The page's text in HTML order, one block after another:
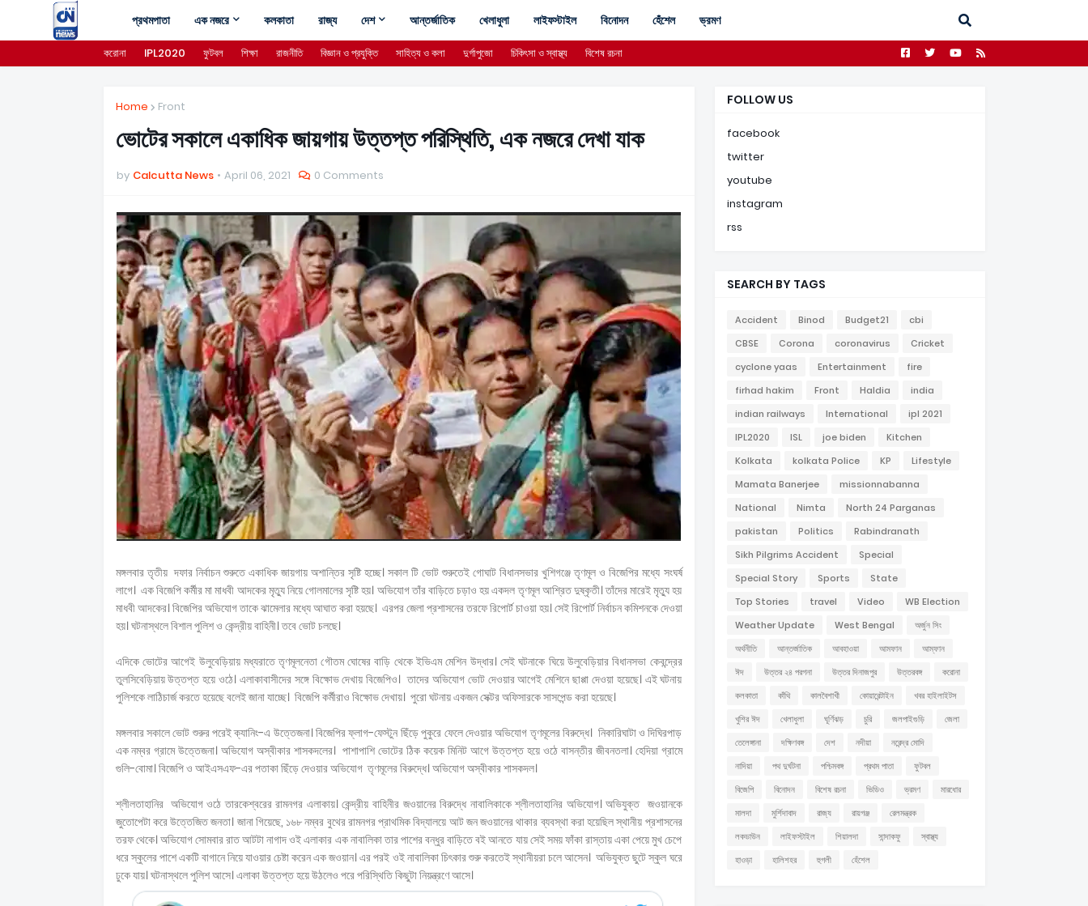
প্রথমপাতা এক নজরে কলকাতা রাজ্য দেশ আন্তর্জাতিক খেলাধুলা লাইফস্টাইল বিনোদন হেঁশেল ভ্রমণ
করোনা IPL2020 ফুটবল শিক্ষা রাজনীতি বিজ্ঞান ও প্রযুক্তি সাহিত্য ও কলা দুর্গাপুজো চিকিৎসা ও স্বাস্থ্য বিশেষ রচনা
Home Front
ভোটের সকালে একাধিক জায়গায় উত্তপ্ত পরিস্থিতি, এক নজরে দেখা যাক
by Calcutta News April 06, 2021 0 Comments
মঙ্গলবার তৃতীয় দফার নির্বাচন শুরুতে একাধিক জায়গায় অশান্তির সৃষ্টি হচ্ছে। সকাল টি ভোট শুরুতেই গোঘাট বিধানসভার খুশিগঞ্জে তৃণমূল ও বিজেপির মধ্যে সংঘর্ষ
লাগে। এক বিজেপি কর্মীর মা মাধবী আদকের মৃত্যু নিয়ে গোলমালের সৃষ্টি হয়। অভিযোগ তাঁর বাড়িতে চড়াও হয় একদল তৃণমূল আশ্রিত দুষ্কৃতী। তাঁদের মারেই মৃত্যু হয়
মাধবী আদকের। বিজেপির অভিযোগ তাকে ঝামেলার মধ্যে আঘাত করা হয়ছে। এরপর জেলা প্রশাসনের তরফে রিপোর্ট চাওয়া হয়। সেই রিপোর্ট নির্বাচন কমিশনকে দেওয়া
হয়। ঘটনাস্থলে বিশাল পুলিশ ও কেন্দ্রীয় বাহিনী। তবে ভোট চলছে।
এদিকে ভোটের আগেই উলুবেড়িয়ায় মধ্যরাতে তৃণমূলনেতা গৌতম ঘোষের বাড়ি থেকে ইভিএম মেশিন উদ্ধার। সেই ঘটনাকে ঘিয়ে উলুবেড়িয়ার বিধানসভা কেবন্দ্রের
তুলসিবেড়িয়ায় উত্তপ্ত হয়ে ওঠে। এলাকাবাসীদের সঙ্গে বিক্ষোভ দেখায় বিজেপিও। তাদের অভিযোগ ভোট দেওয়ার আগেই মেশিনে ছাপ্পা দেওয়া হয়েছে। এই ঘটনায়
পুলিশকে লাঠিচার্জ করতে হয়েছে বলেই জানা যাচ্ছে। বিজেপি কর্মীরাও বিক্ষোভ দেখায়। পুরো ঘটনায় একজন সেক্টর অফিসারকে সাসপেন্ড করা হয়েছে।
মঙ্গলবার সকালে ভোট শুরুর পরেই ক্যানিং-এ উত্তেজনা। বিজেপির ফ্লাগ-ফেস্টুন ছিঁড়ে পুকুরে ফেলে দেওয়ার অভিযোগ তৃণমূলের বিরুদ্ধে। নিকারিঘাটা ও দিঘিরপাড়
এক নম্বর গ্রামে উত্তেজনা। অভিযোগ অস্বীকার শাসকদলের। পাশাপাশি ভোটের ঠিক কয়েক মিনিট আগে উত্তপ্ত হয়ে ওঠে বাসন্তীর জীবনতলা। হেদিয়া গ্রামে
গুলি-বোমা। বিজেপি ও আইএসএফ-এর পতাকা ছিঁড়ে দেওয়ার অভিযোগ তৃণমূলের বিরুদ্ধে। অভিযোগ অস্বীকার শাসকদল।
শ্লীলতাহানির অভিযোগ ওঠে তারকেশ্বরের রামনগর এলাকায়। কেন্দ্রীয় বাহিনীর জওয়ানের বিরুদ্ধে নাবালিকাকে শ্লীলতাহানির অভিযোগ। অভিযুক্ত জওয়ানকে
জুতোপেটা করে উত্তেজিত জনতা। জানা গিয়েছে, ১৬৮ নম্বর বুথের রামনগর প্রাথমিক বিদ্যালয়ে আট জন জওয়ানের থাকার ব্যবস্থা করা হয়েছিল স্থানীয় প্রশাসনের
তরফ থেকে। অভিযোগ সোমবার রাত আটটা নাগাদ ওই এলাকার এক নাবালিকা তার পাশের বন্ধুর বাড়িতে বই আনতে যায় সেই সময় ফাঁকা রাস্তায় একা পেয়ে মুখ চেপে
ধরে স্কুলের পাশে একটি বাগানে নিয়ে যাওয়ার চেষ্টা করেন এক জওয়ান। এর পরই ওই নাবালিকা চিৎকার শুরু করতেই স্থানীয়রা চলে আসেন। অভিযুক্ত ছুটে স্কুল ঘরে
ঢুকে যায়। ঘটনাস্থলে পুলিশ আসে। এলাকা উত্তপ্ত হয়ে উঠলেও পরে পরিস্থিতি কিছুটা নিয়ন্ত্রণে আসে।
FOLLOW US
facebook
twitter
youtube
instagram
rss
SEARCH BY TAGS
Accident Binod Budget21
cbi
CBSE
Corona coronavirus
Cricket
cyclone yaas
Entertainment
fire
firhad hakim
Front Haldia
india
indian railways
International
ipl 2021
IPL2020
ISL joe biden
Kitchen
Kolkata
kolkata Police KP
Lifestyle
Mamata Banerjee
missionnabanna
National
Nimta
North 24 Parganas
pakistan
Politics
Rabindranath
Sikh Pilgrims Accident
Special
Special Story
Sports
State
Top Stories
travel Video
WB Election
Weather Update
West Bengal
অর্জুন সিং
অর্থনীতি
আন্তর্জাতিক আবহাওয়া আমফান
আম্ফান
ঈদ
উত্তর ২৪ পরগনা উত্তর দিনাজপুর উত্তরবঙ্গ
করোনা
কলকাতা
কাঁথি কালবৈশাখী কোয়ারেন্টাইন
খবর হাইলাইটস
খুশির ঈদ
খেলাধুলা ঘূর্ণিঝড় চুরি জলপাইগুড়ি
জেলা
তেলেঙ্গানা
দক্ষিণবঙ্গ দেশ নদীয়া
নরেন্দ্র মোদি
নাদিয়া
পথ দুর্ঘটনা পশ্চিমবঙ্গ প্রথম পাতা
ফুটবল
বিজেপি
বিনোদন বিশেষ রচনা ভিডিও ভ্রমণ
মারধোর
মালদা
মুর্শিদাবাদ রাজ্য রায়গঞ্জ
রেলমন্ত্রক
লকডাউন
লাইফস্টাইল শিয়ালদা সান্দাকফু
স্বাস্থ্য
হাওড়া
হালিশহর হুগলী হেঁশেল